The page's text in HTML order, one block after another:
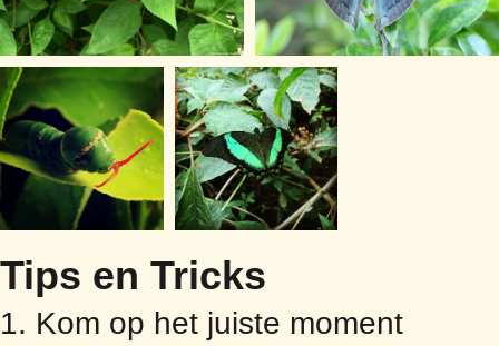
Tips en Tricks
1. Kom op het juiste moment